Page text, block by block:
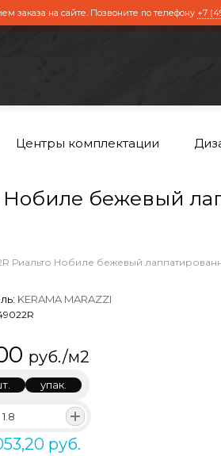
заказа на сайте. Позвоните по телефону +7
Центры комплектации
Нобиле бежевый
Риальто Нобиле бежевый
KERAMA MARAZZI
руб./м2
упак.
руб.